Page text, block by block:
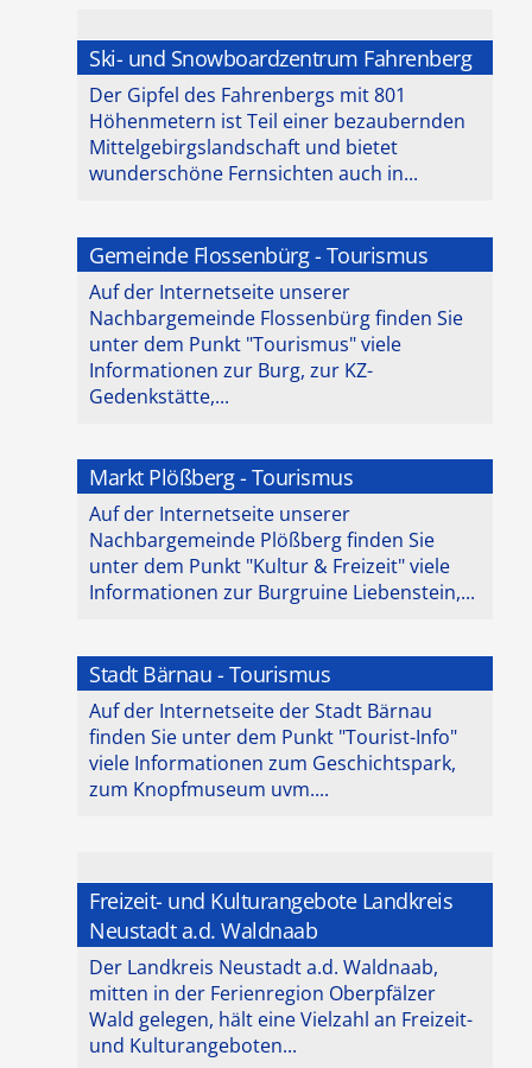
Ski- und Snowboardzentrum Fahrenberg
Der Gipfel des Fahrenbergs mit 801
Höhenmetern ist Teil einer bezaubernden
Mittelgebirgslandschaft und bietet
wunderschöne Fernsichten auch in...
Gemeinde Flossenbürg - Tourismus
Auf der Internetseite unserer
Nachbargemeinde Flossenbürg finden Sie
unter dem Punkt "Tourismus" viele
Informationen zur Burg, zur KZ-
Gedenkstätte,...
Markt Plößberg - Tourismus
Auf der Internetseite unserer
Nachbargemeinde Plößberg finden Sie
unter dem Punkt "Kultur & Freizeit" viele
Informationen zur Burgruine Liebenstein,...
Stadt Bärnau - Tourismus
Auf der Internetseite der Stadt Bärnau
finden Sie unter dem Punkt "Tourist-Info"
viele Informationen zum Geschichtspark,
zum Knopfmuseum uvm....
Freizeit- und Kulturangebote Landkreis
Neustadt a.d. Waldnaab
Der Landkreis Neustadt a.d. Waldnaab,
mitten in der Ferienregion Oberpfälzer
Wald gelegen, hält eine Vielzahl an Freizeit-
und Kulturangeboten...